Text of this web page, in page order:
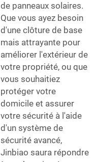
de panneaux solaires.
Que vous ayez besoin
d'une clôture de base
mais attrayante pour
améliorer l'extérieur de
votre propriété, ou que
vous souhaitiez
protéger votre
domicile et assurer
votre sécurité à l'aide
d'un système de
sécurité avancé,
Jinbiao saura répondre